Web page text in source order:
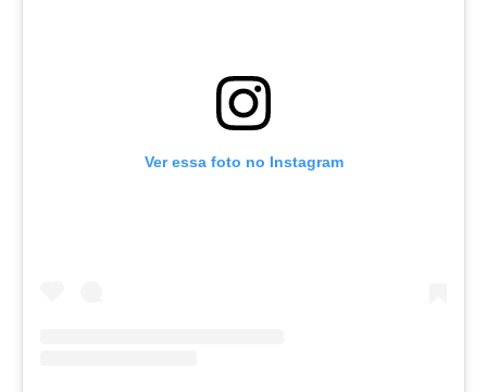
Ver essa foto no Instagram